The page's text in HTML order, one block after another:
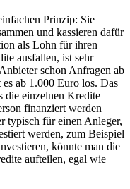
Prinzip: Sie
und kassieren dafür
als Lohn für ihren
ausfallen, ist sehr
schon Anfragen ab
ab 1.000 Euro los. Das
die einzelnen Kredite
finanziert werden
typisch für einen Anleger,
werden, zum Beispiel
könnte man die
aufteilen, egal wie